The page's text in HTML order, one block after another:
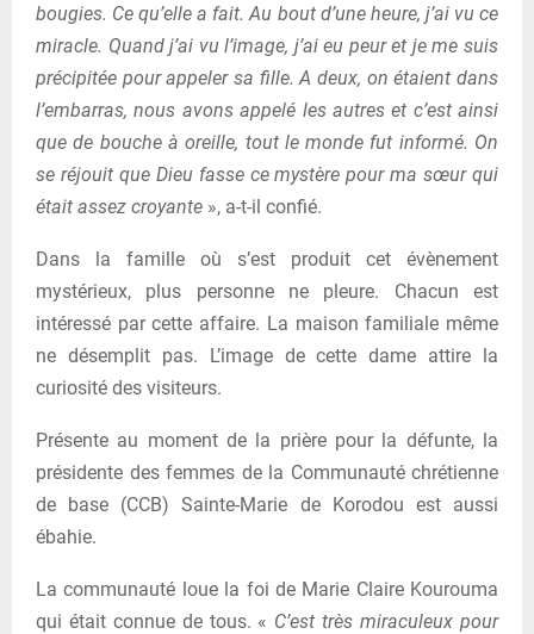
bougies. Ce qu’elle a fait. Au bout d’une heure, j’ai vu ce
miracle. Quand j’ai vu l’image, j’ai eu peur et je me suis
précipitée pour appeler sa fille. A deux, on étaient dans
l’embarras, nous avons appelé les autres et c’est ainsi
que de bouche à oreille, tout le monde fut informé. On
se réjouit que Dieu fasse ce mystère pour ma sœur qui
était assez croyante », a-t-il confié.
Dans la famille où s’est produit cet évènement
mystérieux, plus personne ne pleure. Chacun est
intéressé par cette affaire. La maison familiale même
ne désemplit pas. L’image de cette dame attire la
curiosité des visiteurs.
Présente au moment de la prière pour la défunte, la
présidente des femmes de la Communauté chrétienne
de base (CCB) Sainte-Marie de Korodou est aussi
ébahie.
La communauté loue la foi de Marie Claire Kourouma
qui était connue de tous. « C’est très miraculeux pour